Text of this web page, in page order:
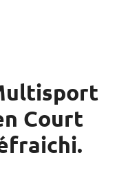
Court